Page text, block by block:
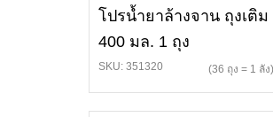
โปรน้ำยาล้างจาน ถุงเติม
400 มล. 1 ถุง
SKU: 351320 (36 ถุง = 1 ลัง)